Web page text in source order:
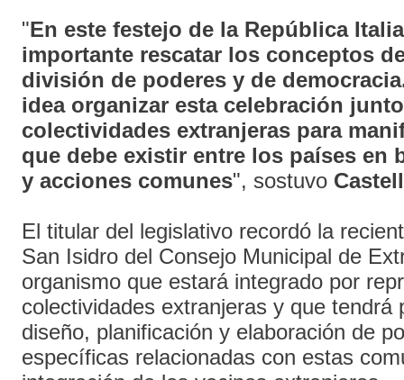
"En este festejo de la República
importante rescatar los conceptos
división de poderes y de
idea organizar esta celebración
colectividades extranjeras para
que debe existir entre los países en
y acciones comunes", sostuvo
El titular del legislativo recordó la
San Isidro del Consejo Municipal de
organismo que estará integrado por
colectividades extranjeras y que tendrá
diseño, planificación y elaboración de
específicas relacionadas con estas